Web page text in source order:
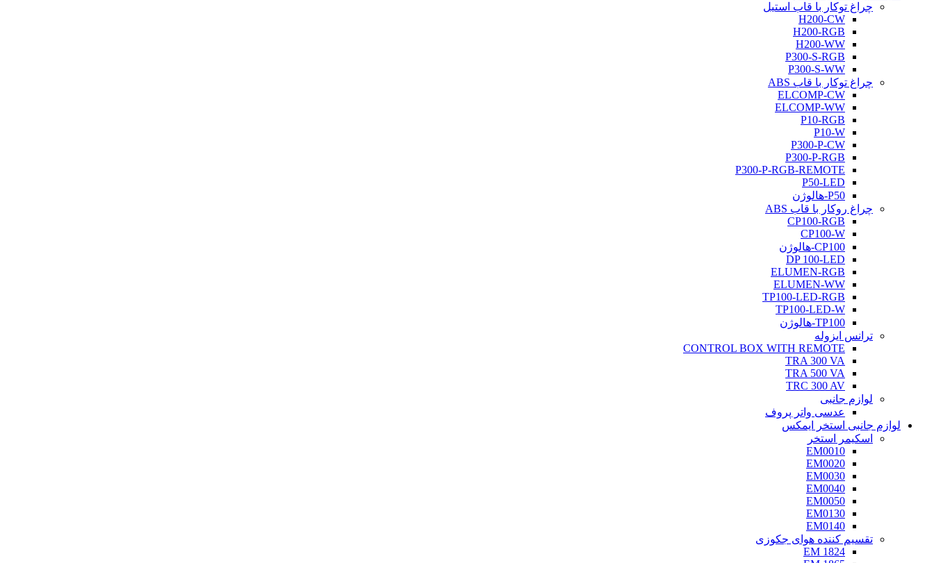
چراغ توکار با قاب استیل
H200-CW
H200-RGB
H200-WW
P300-S-RGB
P300-S-WW
چراغ توکار با قاب ABS
ELCOMP-CW
ELCOMP-WW
P10-RGB
P10-W
P300-P-CW
P300-P-RGB
P300-P-RGB-REMOTE
P50-LED
P50-هالوژن
چراغ روکار با قاب ABS
CP100-RGB
CP100-W
CP100-هالوژن
DP 100-LED
ELUMEN-RGB
ELUMEN-WW
TP100-LED-RGB
TP100-LED-W
TP100-هالوژن
ترانس ایزوله
CONTROL BOX WITH REMOTE
TRA 300 VA
TRA 500 VA
TRC 300 AV
لوازم جانبی
عدسی واتر پروف
لوازم جانبی استخر ایمکس
اسکیمر استخر
EM0010
EM0020
EM0030
EM0040
EM0050
EM0130
EM0140
تقسیم کننده هوای جکوزی
EM 1824